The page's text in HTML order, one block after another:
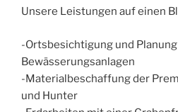
Unsere Leistungen auf einen
-Ortsbesichtigung und
Bewässerungsanlagen
-Materialbeschaffung der
und Hunter